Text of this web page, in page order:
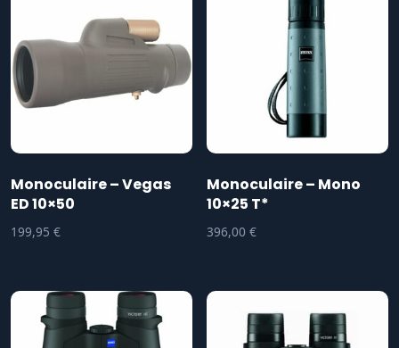
Monoculaire – Vegas
ED 10×50
199,95 €
Monoculaire – Mono
10×25 T*
396,00€